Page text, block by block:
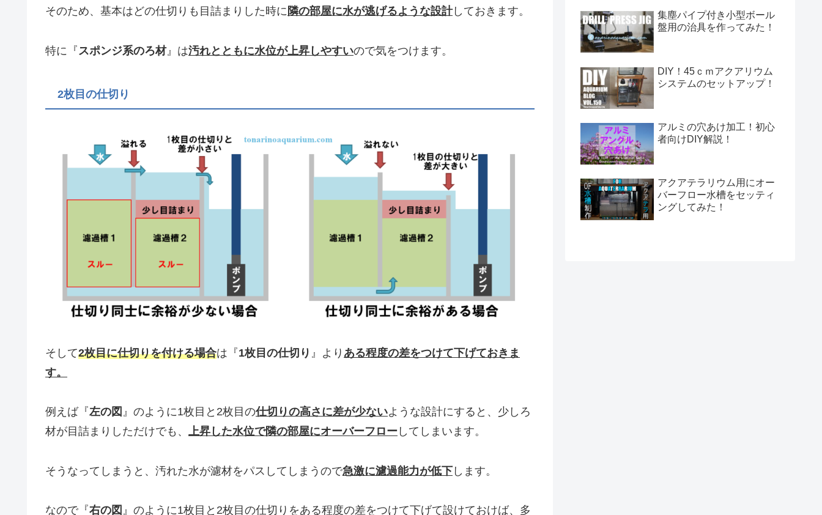
そのため、基本はどの仕切りも目詰まりした時に 隣の部屋に水が逃げるような設計しておきます。
特に『 スポンジ系のろ材』は汚れとともに水位が上昇しやすいので気をつけます。
2枚目の仕切り
そして2枚目に仕切りを付ける場合は『1枚目の仕切り 』より ある程度の差をつけて下げておきま
す。
例えば『左の図 』のように1枚目と2枚目の仕切りの高さに差が少ないような設計にすると、少しろ
材が目詰まりしただけでも、 上昇した水位で隣の部屋にオーバーフロー してしまいます。
そうなってしまうと、汚れた水が濾材をパスしてしまうので急激に濾過能力が低下 します。
なので『右の図 』のように1枚目と2枚目の仕切りをある程度の差をつけて下げて設けておけば、多
集塵パイプ付き小型ボール
盤用の治具を作ってみた！
DIY！45ｃｍアクアリウム
システムのセットアップ！
アルミの穴あけ加工！初心
者向けDIY解説！
アクアテラリウム用にオー
バーフロー水槽をセッティ
ングしてみた！